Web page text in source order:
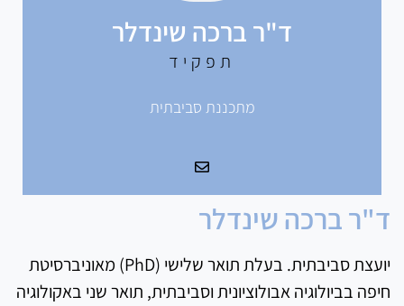
ד"ר ברכה שינדלר
תפקיד
מתכננת סביבתית
ד"ר ברכה שינדלר
יועצת סביבתית. בעלת תואר שלישי (PhD) מאוניברסיטת
חיפה בביולוגיה אבולוציונית וסביבתית, תואר שני באקולוגיה